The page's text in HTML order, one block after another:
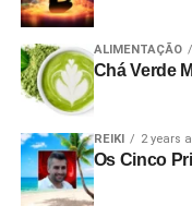
ALIMENTAÇÃO
Chá Verde
REIKI 2 years
Os Cinco